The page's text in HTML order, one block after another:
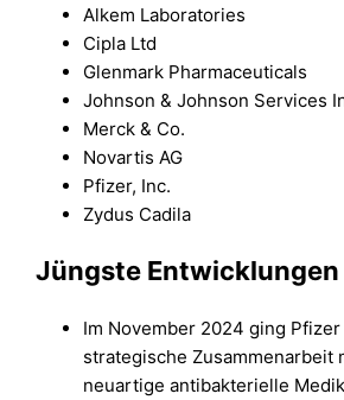
Alkem Laboratories
Cipla Ltd
Glenmark Pharmaceuticals
Johnson & Johnson Services
Merck & Co.
Novartis AG
Pfizer, Inc.
Zydus Cadila
Jüngste Entwicklungen
Im November 2024 ging Pfizer
strategische Zusammenarbeit
neuartige antibakterielle